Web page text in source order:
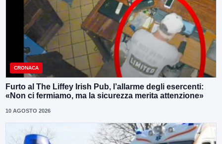
CRONACA
Furto al The Liffey Irish Pub, l’allarme degli esercenti:
«Non ci fermiamo, ma la sicurezza merita attenzione»
10 AGOSTO 2026